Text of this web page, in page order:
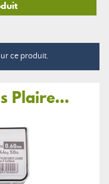
ce produit.
Plaire...